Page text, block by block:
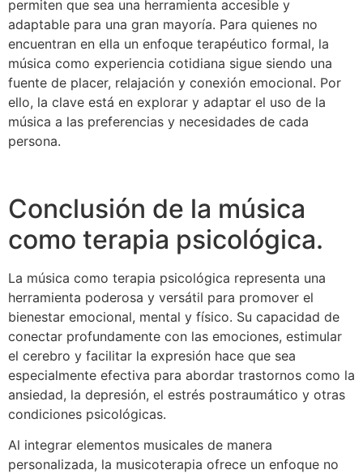
permiten que sea una herramienta accesible y
adaptable para una gran mayoría. Para quienes no
encuentran en ella un enfoque terapéutico formal, la
música como experiencia cotidiana sigue siendo una
fuente de placer, relajación y conexión emocional. Por
ello, la clave está en explorar y adaptar el uso de la
música a las preferencias y necesidades de cada
persona.
Conclusión de la música
como terapia psicológica.
La música como terapia psicológica representa una
herramienta poderosa y versátil para promover el
bienestar emocional, mental y físico. Su capacidad de
conectar profundamente con las emociones, estimular
el cerebro y facilitar la expresión hace que sea
especialmente efectiva para abordar trastornos como la
ansiedad, la depresión, el estrés postraumático y otras
condiciones psicológicas.
Al integrar elementos musicales de manera
personalizada, la musicoterapia ofrece un enfoque no